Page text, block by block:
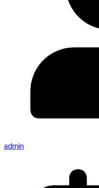
admin